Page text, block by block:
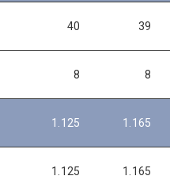
40 39
8 8
1.125 1.165
1.125 1.165